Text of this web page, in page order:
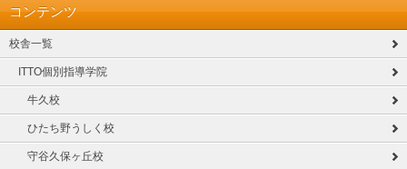
コンテンツ
校舎一覧
ITTO個別指導学院
牛久校
ひたち野うしく校
守谷久保ヶ丘校